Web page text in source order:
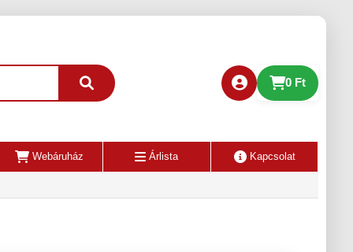
0 Ft
Webáruház Árlista Kapcsolat